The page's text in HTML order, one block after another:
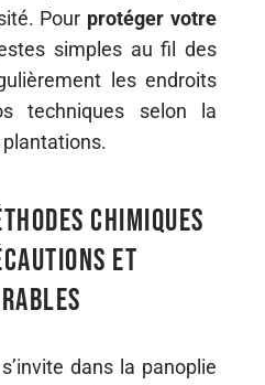
Pour protéger votre
simples au fil des
les endroits
techniques selon la
chimiques
et
s’invite dans la panoplie